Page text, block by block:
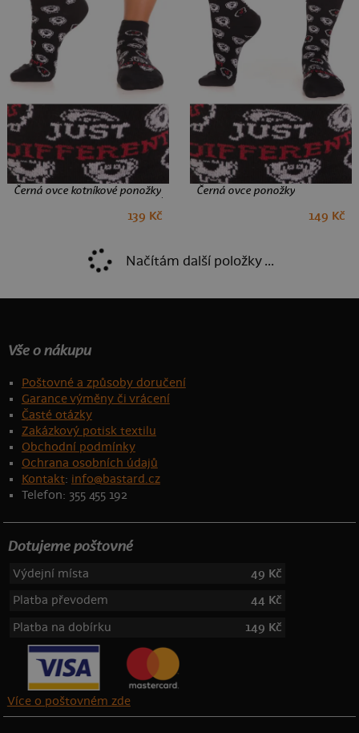
43-46
Černá ovce kotníkové ponožky
139 Kč
43-46
Černá ovce ponožky
149 Kč
Načítám další položky ...
Vše o nákupu
Poštovné a způsoby doručení
Garance výměny či vrácení
Časté otázky
Zakázkový potisk textilu
Obchodní podmínky
Ochrana osobních údajů
Kontakt: info@bastard.cz
Telefon: 355 455 192
Dotujeme poštovné
Výdejní místa
49 Kč
Platba převodem
44 Kč
Platba na dobírku
149 Kč
Více o poštovném zde